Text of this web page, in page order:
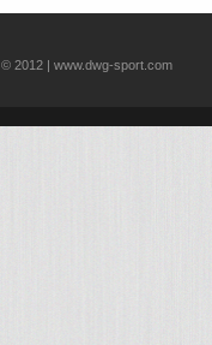
© 2012 | www.dwg-sport.com